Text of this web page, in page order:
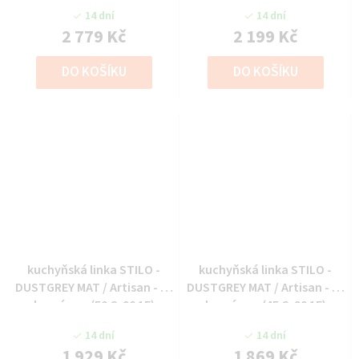
14 dní
2 779 Kč
DO KOŠÍKU
14 dní
2 199 Kč
DO KOŠÍKU
kuchyňská linka STILO -
DUSTGREY MAT / Artisan - 50
horní vys. (50 G-90 1F)
14 dní
kuchyňská linka STILO -
DUSTGREY MAT / Artisan - 45
horní vys. (45 G-90 1F)
14 dní